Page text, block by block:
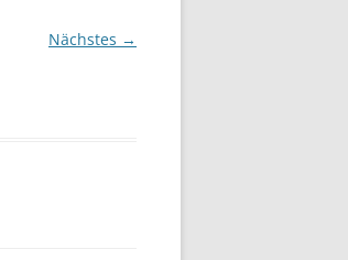
Nächstes →